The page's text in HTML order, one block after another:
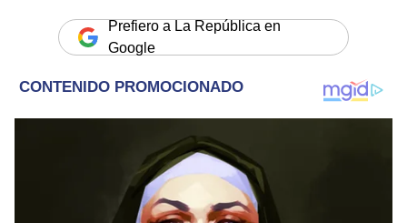
Prefiero a La República en
Google